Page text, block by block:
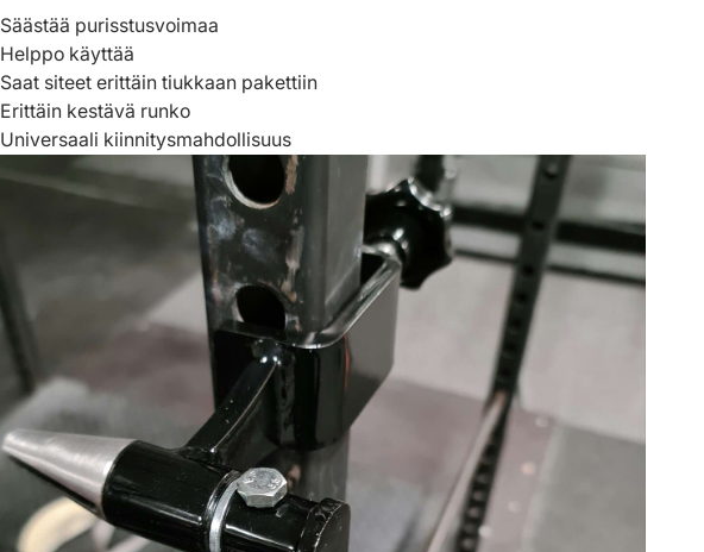
Säästää purisstusvoimaa
Helppo käyttää
Saat siteet erittäin tiukkaan pakettiin
Erittäin kestävä runko
Universaali kiinnitysmahdollisuus